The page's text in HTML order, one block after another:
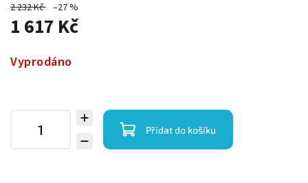
2 232 Kč –27 %
1 617 Kč
Vyprodáno
Přidat do košíku